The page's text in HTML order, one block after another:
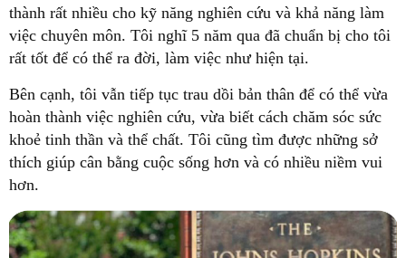
thành rất nhiều cho kỹ năng nghiên cứu và khả năng làm
việc chuyên môn. Tôi nghĩ 5 năm qua đã chuẩn bị cho tôi
rất tốt để có thể ra đời, làm việc như hiện tại.
Bên cạnh, tôi vẫn tiếp tục trau dồi bản thân để có thể vừa
hoàn thành việc nghiên cứu, vừa biết cách chăm sóc sức
khoẻ tinh thần và thể chất. Tôi cũng tìm được những sở
thích giúp cân bằng cuộc sống hơn và có nhiều niềm vui
hơn.